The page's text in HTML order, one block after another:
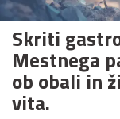
Skriti
Mestnega
ob obali in
vita.